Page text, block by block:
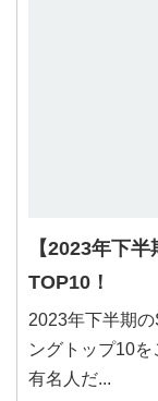
【2023年下
TOP10！
2023年下半期
ングトップ10
有名人だ...